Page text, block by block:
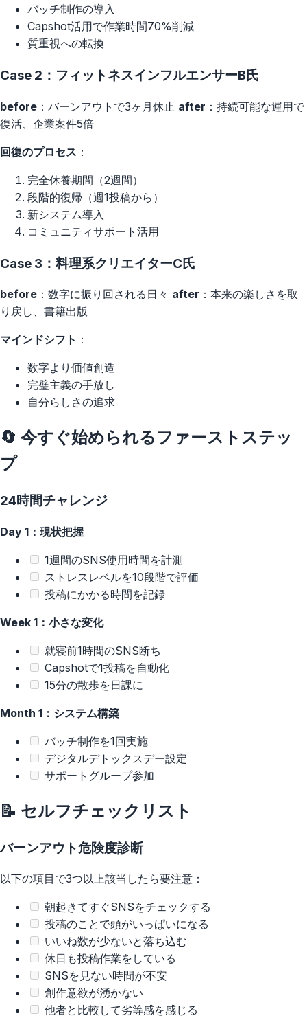
バッチ制作の導入
Capshot活用で作業時間70%削減
質重視への転換
Case 2：フィットネスインフルエンサーB氏
before ：バーンアウトで3ヶ月休止 after ：持続可能な運用で
復活、企業案件5倍
回復のプロセス ：
完全休養期間（2週間）
段階的復帰（週1投稿から）
新システム導入
コミュニティサポート活用
Case 3：料理系クリエイターC氏
before ：数字に振り回される日々 after ：本来の楽しさを取
り戻し、書籍出版
マインドシフト ：
数字より価値創造
完璧主義の手放し
自分らしさの追求
🔄 今すぐ始められるファーストステッ
プ
24時間チャレンジ
Day 1：現状把握
1週間のSNS使用時間を計測
ストレスレベルを10段階で評価
投稿にかかる時間を記録
Week 1：小さな変化
就寝前1時間のSNS断ち
Capshotで1投稿を自動化
15分の散歩を日課に
Month 1：システム構築
バッチ制作を1回実施
デジタルデトックスデー設定
サポートグループ参加
📝 セルフチェックリスト
バーンアウト危険度診断
以下の項目で3つ以上該当したら要注意：
朝起きてすぐSNSをチェックする
投稿のことで頭がいっぱいになる
いいね数が少ないと落ち込む
休日も投稿作業をしている
SNSを見ない時間が不安
創作意欲が湧かない
他者と比較して劣等感を感じる